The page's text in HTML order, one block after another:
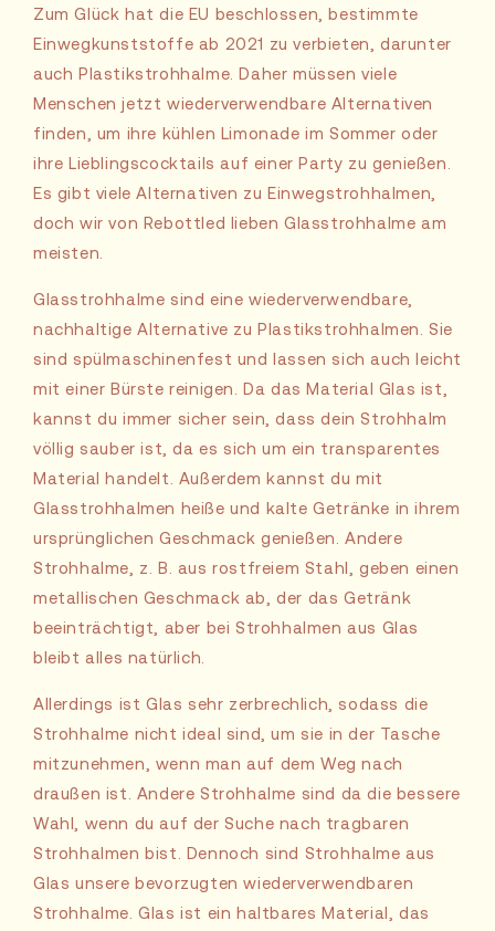
Zum Glück hat die EU beschlossen, bestimmte
Einwegkunststoffe ab 2021 zu verbieten, darunter
auch Plastikstrohhalme. Daher müssen viele
Menschen jetzt wiederverwendbare Alternativen
finden, um ihre kühlen Limonade im Sommer oder
ihre Lieblingscocktails auf einer Party zu genießen.
Es gibt viele Alternativen zu Einwegstrohhalmen,
doch wir von Rebottled lieben Glasstrohhalme am
meisten.
Glasstrohhalme sind eine wiederverwendbare,
nachhaltige Alternative zu Plastikstrohhalmen. Sie
sind spülmaschinenfest und lassen sich auch leicht
mit einer Bürste reinigen. Da das Material Glas ist,
kannst du immer sicher sein, dass dein Strohhalm
völlig sauber ist, da es sich um ein transparentes
Material handelt. Außerdem kannst du mit
Glasstrohhalmen heiße und kalte Getränke in ihrem
ursprünglichen Geschmack genießen. Andere
Strohhalme, z. B. aus rostfreiem Stahl, geben einen
metallischen Geschmack ab, der das Getränk
beeinträchtigt, aber bei Strohhalmen aus Glas
bleibt alles natürlich.
Allerdings ist Glas sehr zerbrechlich, sodass die
Strohhalme nicht ideal sind, um sie in der Tasche
mitzunehmen, wenn man auf dem Weg nach
draußen ist. Andere Strohhalme sind da die bessere
Wahl, wenn du auf der Suche nach tragbaren
Strohhalmen bist. Dennoch sind Strohhalme aus
Glas unsere bevorzugten wiederverwendbaren
Strohhalme. Glas ist ein haltbares Material, das